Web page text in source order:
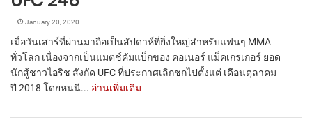
January 20, 2020
เมื่อวันเสาร์ที่ผ่านมาถือเป็นสัปดาห์ที่ยิ่งใหญ่สำหรับแฟนๆ MMA
ทั่วโลก เนื่องจากเป็นแมตช์คัมแบ็กของ คอเนอร์ แม็คเกรเกอร์ ยอด
นักสู้ชาวไอริช สังกัด UFC ที่ประกาศเลิกชกไปตั้งแต่ เดือนตุลาคม
ปี 2018 โดยหนนี... อ่านเพิ่มเติม